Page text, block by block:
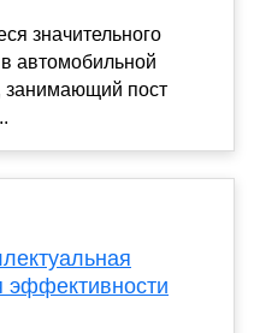
значительного
автомобильной
занимающий пост